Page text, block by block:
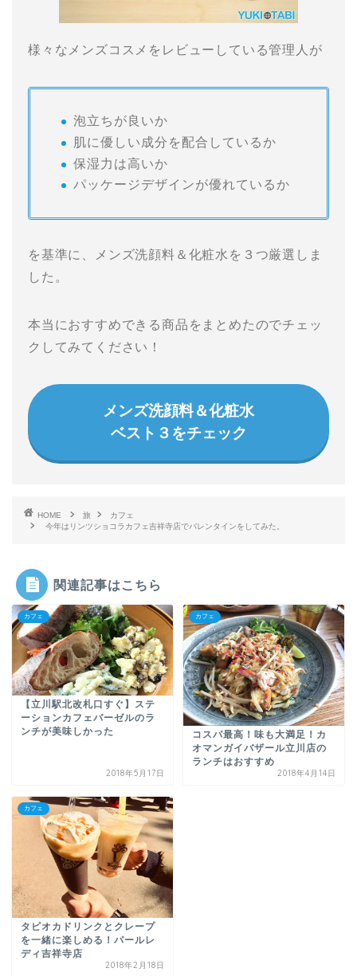
様々なメンズコスメをレビューしている管理人が
泡立ちが良いか
肌に優しい成分を配合しているか
保湿力は高いか
パッケージデザインが優れているか
を基準に、メンズ洗顔料＆化粧水を３つ厳選しま
した。
本当におすすめできる商品をまとめたのでチェッ
クしてみてください！
メンズ洗顔料＆化粧水
ベスト３をチェック
HOME 旅
カフェ
今年はリンツショコラカフェ吉祥寺店でバレンタインをしてみた。
関連記事はこちら
カフェ
【立川駅北改札口すぐ】ステ
ーションカフェバーゼルのラ
ンチが美味しかった
2018年5月17日
カフェ
コスパ最高！味も大満足！カ
オマンガイバザール立川店の
ランチはおすすめ
2018年4月14日
カフェ
タピオカドリンクとクレープ
を一緒に楽しめる！パールレ
ディ吉祥寺店
2018年2月18日